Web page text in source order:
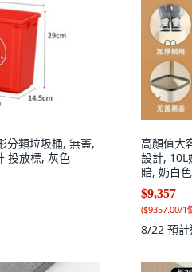
分類垃圾桶, 無蓋,
投放標, 灰色
高顏值大
設計, 10L
賠, 奶白
$9,357
($9357.00/1
8/22 預計